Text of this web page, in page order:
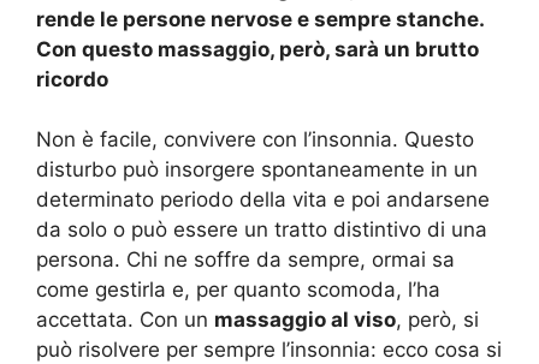
rende le persone nervose e sempre stanche.
Con questo massaggio, però, sarà un brutto
ricordo
Non è facile, convivere con l’insonnia. Questo
disturbo può insorgere spontaneamente in un
determinato periodo della vita e poi andarsene
da solo o può essere un tratto distintivo di una
persona. Chi ne soffre da sempre, ormai sa
come gestirla e, per quanto scomoda, l’ha
accettata. Con un massaggio al viso, però, si
può risolvere per sempre l’insonnia: ecco cosa si